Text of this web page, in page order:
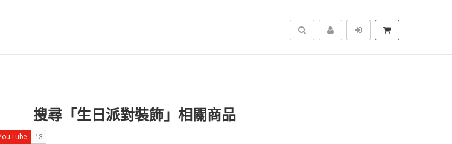
搜尋
搜尋「生日派對裝飾」相關商品